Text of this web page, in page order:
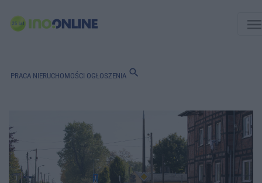
PRACA NIERUCHOMOŚCI OGŁOSZENIA search